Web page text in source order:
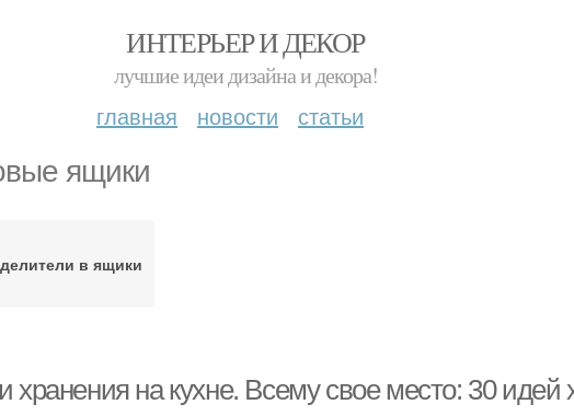
ИНТЕРЬЕР И ДЕКОР
лучшие идеи дизайна и декора!
главная новости статьи
ящики
в ящики
хранения на кухне. Всему свое место: 30 идей